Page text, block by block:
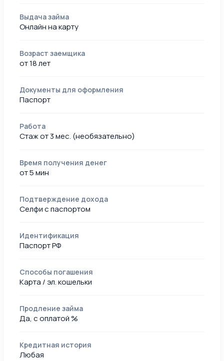
Выдача займа
Онлайн на карту
Возраст заемщика
от 18 лет
Документы для оформления
Паспорт
Работа
Стаж от 3 мес. (необязательно)
Время получения денег
от 5 мин
Подтверждение дохода
Селфи с паспортом
Идентификация
Паспорт РФ
Способы погашения
Карта / эл. кошельки
Продление займа
Да, с оплатой %
Кредитная история
Любая